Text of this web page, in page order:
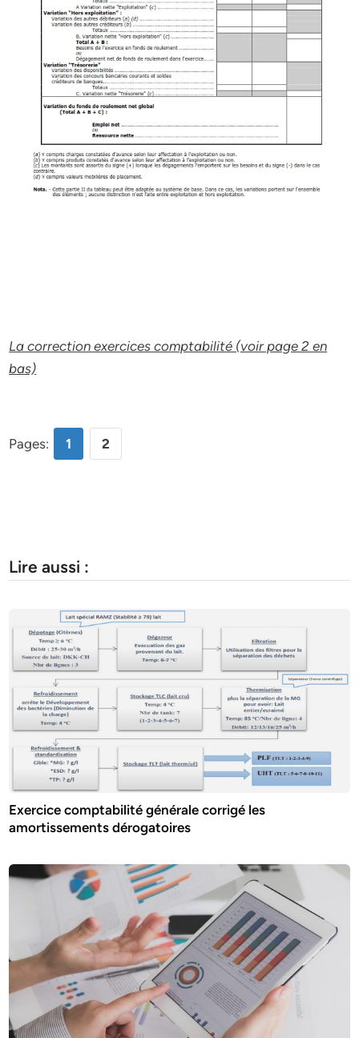
La correction exercices comptabilité (voir page 2 en
bas)
Pages: 1 2
Lire aussi :
Exercice comptabilité générale corrigé les
amortissements dérogatoires